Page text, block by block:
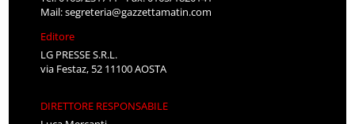
Mail:segreteria@gazzettamatin.com
Editore
LG PRESSE S.R.L.
via Festaz, 52 11100 AOSTA
DIRETTORE RESPONSABILE